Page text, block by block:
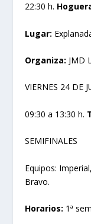
22:30 h.
Lugar:
Organiza: JMD
VIERNES 24 DE
09:30 a 13:30 h.
SEMIFINALES
Equipos:
Bravo.
Horarios: 1ª